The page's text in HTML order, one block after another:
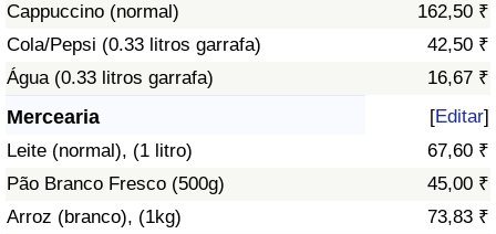
Cappuccino (normal)
162,50 ₹
Cola/Pepsi (0.33 litros garrafa)
42,50 ₹
Água (0.33 litros garrafa)
16,67 ₹
Mercearia [Editar]
Leite (normal), (1 litro)
67,60 ₹
Pão Branco Fresco (500g)
45,00 ₹
Arroz (branco), (1kg)
73,83 ₹
Indicador de Crime
Índice de criminalidade por país
Saúde
Indicador de Saúde (Atual)